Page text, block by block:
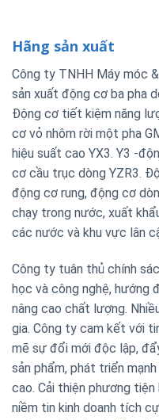
Hãng sản xuất
Công ty TNHH Máy móc
sản xuất động cơ ba pha
Động cơ tiết kiệm năng
cơ vỏ nhôm rời một pha
hiệu suất cao YX3. Y3 -
cơ cầu trục dòng YZR3.
động cơ rung, động cơ
chạy trong nước, xuất
các nước và khu vực lân
Công ty tuân thủ chính
học và công nghệ, hướng
nâng cao chất lượng.
gia. Công ty cam kết với
mẽ sự đổi mới độc lập,
sản phẩm, phát triển
cao. Cải thiện phương
niềm tin kinh doanh tích